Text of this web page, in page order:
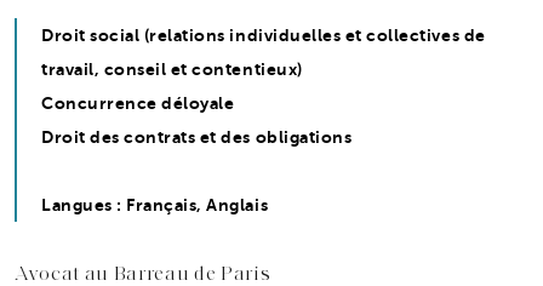
Droit social (relations individuelles et collectives de
travail, conseil et contentieux)
Concurrence déloyale
Droit des contrats et des obligations
Langues : Français, Anglais
Avocat au Barreau de Paris